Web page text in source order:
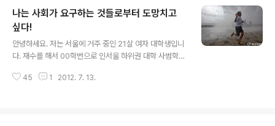
학년 때인 2008년에는 농협에 입사하기 위해 준비를 했습
니다. 꼭 가고 싶다기보다는 높은 연봉과 안정성에 끌려서
정한 것이었습니다. 그래서 흔히 대학생들이 하는 어학성
적, 자격증, 대외활동 등을 준비했습니다. 그 중 금융권 취
지원 해주는 동아리 활동을 하다 보니 나름 체계적으로 취
나는 사회가 요구하는 것들로부터 도망치고
싶다!
안녕하세요. 저는 서울에 거주 중인 21살 여자 대학생입니
다. 재수를 해서 00학번으로 인서울 하위권 대학 사범학과
나는데요, 학교를 때려치우고 싶습니다. 사회가 요구하는
45 1 2012. 7. 13.